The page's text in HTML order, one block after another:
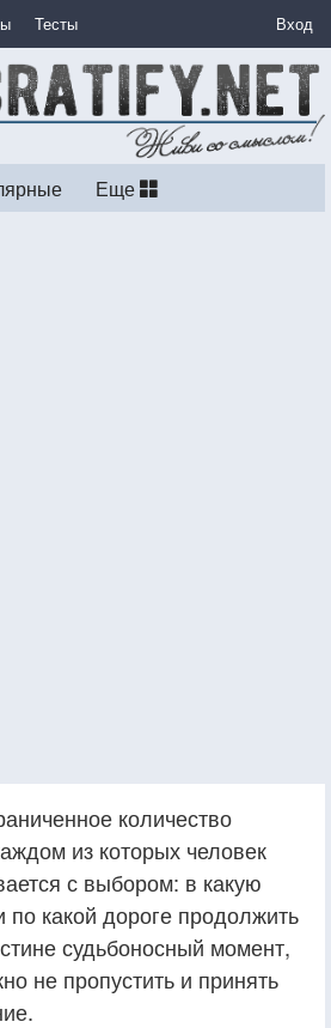
Тесты Вход
Еще
количество
из которых человек
с выбором: в какую
по какой дороге продолжить
судьбоносный момент,
не пропустить и принять